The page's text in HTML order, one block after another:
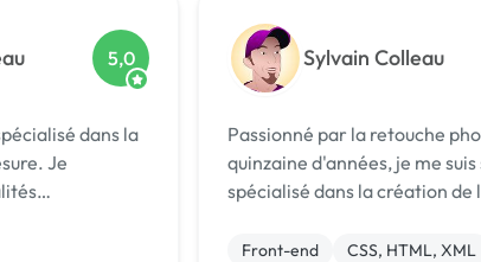
5,0
dans la
Je
projet.
Sylvain Colleau
Passionné par la retouche
quinzaine d'années, je me
spécialisé dans la création de
"Développeur Web Junior"
Front-end
CSS, HTML, XML